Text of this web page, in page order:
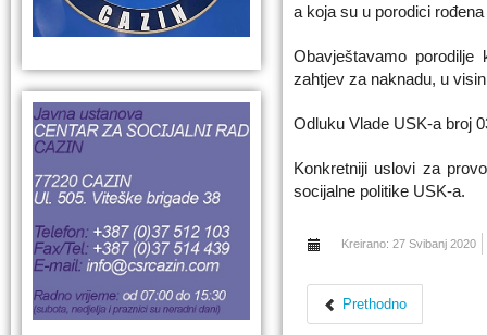
a koja su u porodici
Obavještavamo
zahtjev za naknadu, u
Odluku Vlade USK-a broj
Konkretniji uslovi za
socijalne politike USK-a.
Kreirano: 27 Svibanj 2020
Prethodno